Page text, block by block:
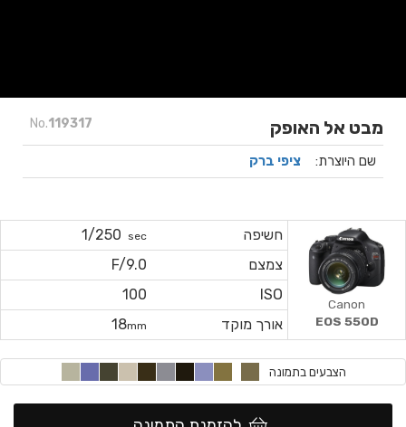
No.119317 מבט אל האופק
שם היוצרת: ציפי ברק
חשיפה sec
1/250
צמצם
F/9.0
ISO
100
אורך מוקד
18mm
Canon
EOS 550D
הצבעים בתמונה